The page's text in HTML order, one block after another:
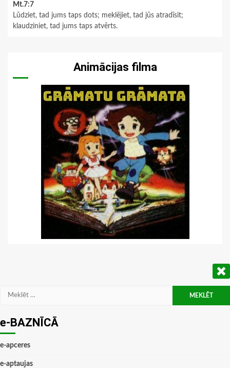
Mt.7:7
Lūdziet, tad jums taps dots; meklējiet, tad jūs atradīsit;
klaudziniet, tad jums taps atvērts.
Animācijas filma
Meklēt:
e-BAZNĪCĀ
e-apceres
e-aptaujas